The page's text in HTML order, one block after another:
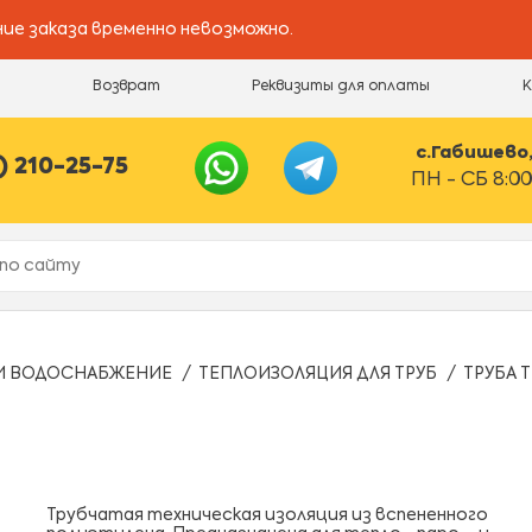
заказа временно невозможно.
Возврат Реквизиты для оплаты
210-25-75
ПН - СБ
ВОДОСНАБЖЕНИЕ ТЕПЛОИЗОЛЯЦИЯ ДЛЯ ТРУБ ТРУБА
Трубчатая техническая изоляция из вспененного